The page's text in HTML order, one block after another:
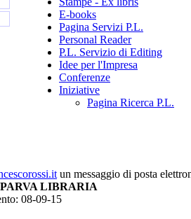
E-books
Pagina Servizi P.L.
Personal Reader
P.L. Servizio di Editing
Idee per l'Impresa
Conferenze
Iniziative
Pagina Ricerca P.L.
un messaggio di posta
PARVA LIBRARIA
08-09-15